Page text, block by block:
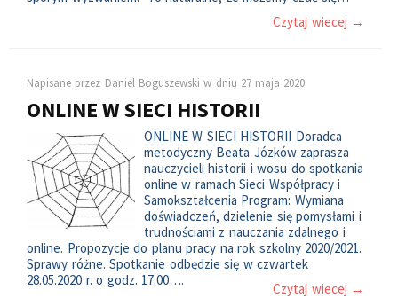
Czytaj wiecej →
Napisane przez Daniel Boguszewskiw dniu 27 maja 2020
ONLINE W SIECI HISTORII
ONLINE W SIECI HISTORII Doradca
metodyczny Beata Józków zaprasza
nauczycieli historii i wosu do spotkania
online w ramach Sieci Współpracy i
Samokształcenia Program: Wymiana
doświadczeń, dzielenie się pomysłami i
trudnościami z nauczania zdalnego i
online. Propozycje do planu pracy na rok szkolny 2020/2021.
Sprawy różne. Spotkanie odbędzie się w czwartek
28.05.2020 r. o godz. 17.00….
Czytaj wiecej →